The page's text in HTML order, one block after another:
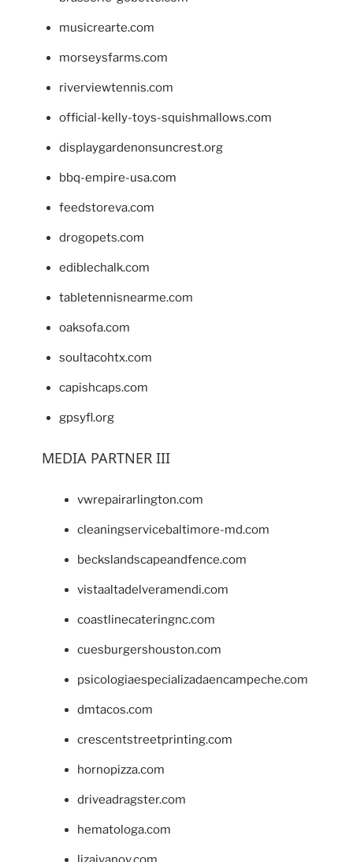
musicrearte.com
morseysfarms.com
riverviewtennis.com
official-kelly-toys-squishmallows.com
displaygardenonsuncrest.org
bbq-empire-usa.com
feedstoreva.com
drogopets.com
ediblechalk.com
tabletennisnearme.com
oaksofa.com
soultacohtx.com
capishcaps.com
gpsyfl.org
MEDIA PARTNER III
vwrepairarlington.com
cleaningservicebaltimore-md.com
beckslandscapeandfence.com
vistaaltadelveramendi.com
coastlinecateringnc.com
cuesburgershouston.com
psicologiaespecializadaencampeche.com
dmtacos.com
crescentstreetprinting.com
hornopizza.com
driveadragster.com
hematologa.com